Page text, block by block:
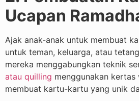
Ucapan
Ajak anak-anak untuk membuat
untuk teman, keluarga, atau
mereka menggabungkan teknik
atau quilling menggunakan
membuat kartu-kartu yang unik